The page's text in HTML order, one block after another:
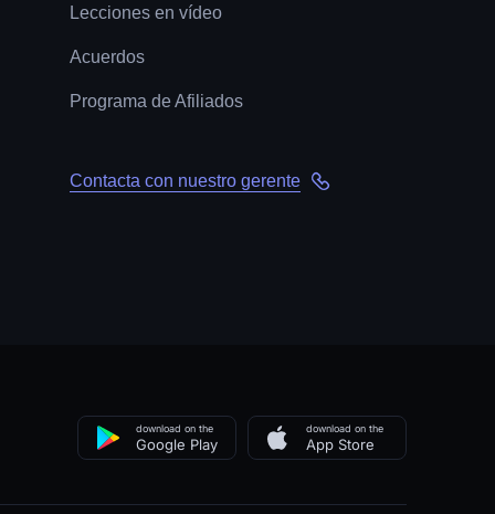
Lecciones en vídeo
Acuerdos
Programa de Afiliados
Contacta con nuestro gerente
download on the
Google Play
download on the
App Store